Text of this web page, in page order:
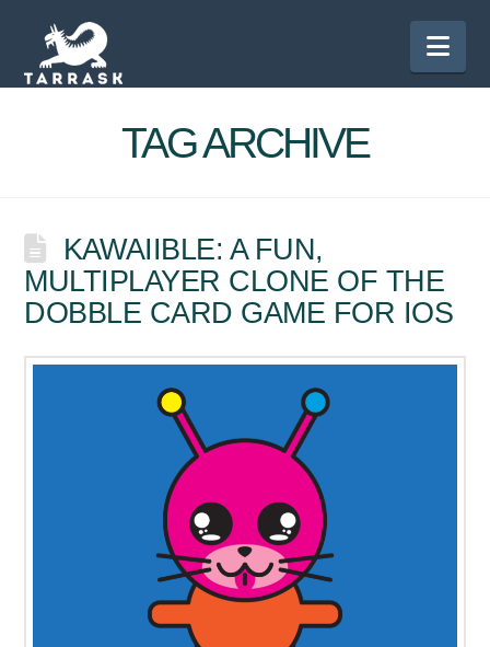
TAG ARCHIVE
KAWAIIBLE: A FUN,
MULTIPLAYER CLONE OF THE
DOBBLE CARD GAME FOR IOS